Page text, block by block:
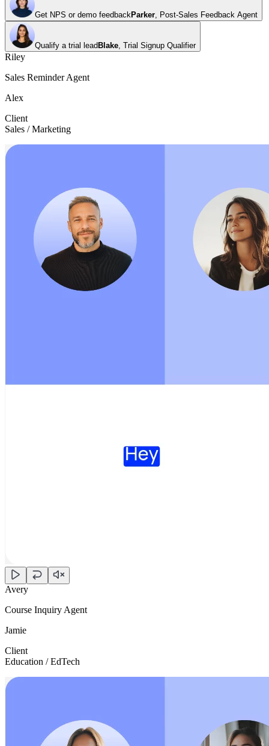
Get NPS or demo feedback Parker Post-Sales Feedback Agent
Qualify a trial lead Blake Trial Signup Qualifier
Riley
Sales Reminder Agent
Alex
Client
Sales / Marketing
Avery
Course Inquiry Agent
Jamie
Client
Education / EdTech